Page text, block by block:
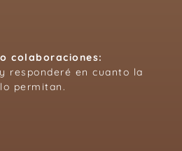
colaboraciones:
responderé en cuanto la
permitan.